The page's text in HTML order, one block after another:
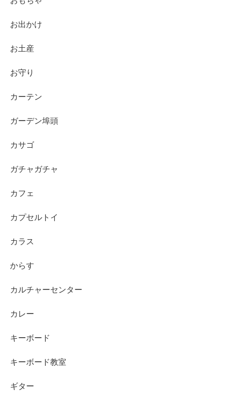
お出かけ
お土産
お守り
カーテン
ガーデン埠頭
カサゴ
ガチャガチャ
カフェ
カプセルトイ
カラス
からす
カルチャーセンター
カレー
キーボード
キーボード教室
ギター